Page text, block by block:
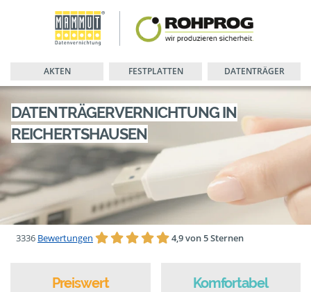
AKTEN FESTPLATTEN DATENTRÄGER
DATENTRÄGERVERNICHTUNG IN
REICHERTSHAUSEN
3336 Bewertungen 4,9 von 5 Sternen
Preiswert Komfortabel